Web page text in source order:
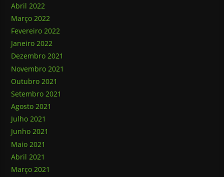
Abril 2022
Março 2022
Fevereiro 2022
Janeiro 2022
Dezembro 2021
Novembro 2021
Outubro 2021
Setembro 2021
Agosto 2021
Julho 2021
Junho 2021
Maio 2021
Abril 2021
Março 2021